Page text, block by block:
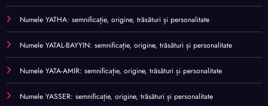
Numele YATHA: semnificație, origine, trăsături și personalitate
Numele YATAL-BAYYIN: semnificație, origine, trăsături și personalitate
Numele YATA-AMIR: semnificație, origine, trăsături și personalitate
Numele YASSER: semnificație, origine, trăsături și personalitate